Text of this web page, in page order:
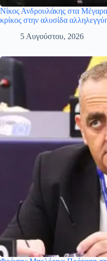
Νίκος Ανδρουλάκης στα
κρίκος στην αλυσίδα
5 Αυγούστου, 2026